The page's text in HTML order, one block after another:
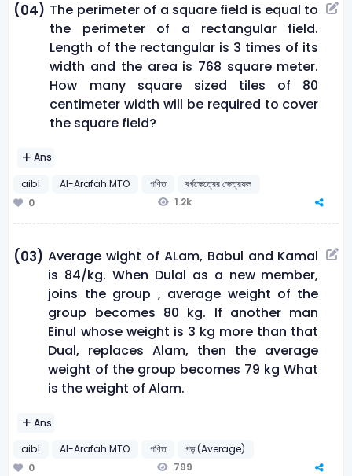
(04) The perimeter of a square field is equal to
the perimeter of a rectangular field.
Length of the rectangular is 3 times of its
width and the area is 768 square meter.
How many square sized tiles of 80
centimeter width will be required to cover
the square field?
Ans
aibl
Al-Arafah MTO গণিত
বর্গক্ষেত্রের ক্ষেত্রফল
0
1.2k
(03) Average wight of ALam, Babul and Kamal
is 84/kg. When Dulal as a new member,
joins the group , average weight of the
group becomes 80 kg. If another man
Einul whose weight is 3 kg more than that
Dual, replaces Alam, then the average
weight of the group becomes 79 kg What
is the weight of Alam.
Ans
aibl
Al-Arafah MTO গণিত
গড় (Average)
0
799